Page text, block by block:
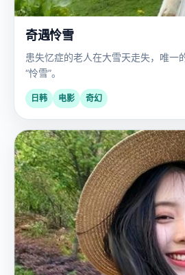
奇遇怜雪
患失忆症的老人在大雪天走失，唯一
“怜雪”。
日韩 电影
奇幻
2020
欧